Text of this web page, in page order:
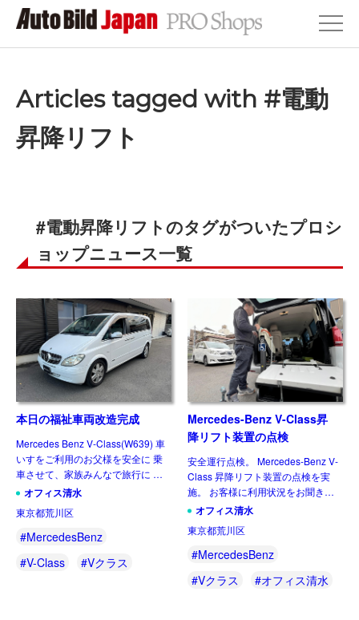
Articles tagged with #電動
昇降リフト
#電動昇降リフトのタグがついたプロシ
ョップニュース一覧
本日の福祉車両改造完成
Mercedes Benz V-Class(W639) 車
いすをご利用のお父様を安全に 乗
車させて、家族みんなで旅行に 出
かけたいとのご要望により、 昇降
行ないました。 ご家 […]
オフィス清水
東京都荒川区
#MercedesBenz
#V-Class
#Vクラス
Mercedes-Benz V-Class昇
降リフト装置の点検
安全運行点検。 Mercedes-Benz V-
Class 昇降リフト装置の点検を実
施。 お客様に利用状況をお聞きし
て 各部の点検を実施致しました。
検は大切ですね。 ご多忙の中、来
社頂き […]
オフィス清水
東京都荒川区
#MercedesBenz
#Vクラス
#オフィス清水